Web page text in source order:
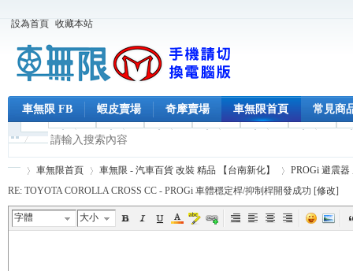
設為首頁 收藏本站
車無限 FB 蝦皮賣場 奇摩賣場 車無限首頁 常見商
車無限首頁 車無限 - 汽車百貨 改裝 精品 【台南新化】
PROGi 避震器
RE: TOYOTA COROLLA CROSS CC - PROGi 車體穩定桿/抑制桿開發成功 [修改]
字體 大小